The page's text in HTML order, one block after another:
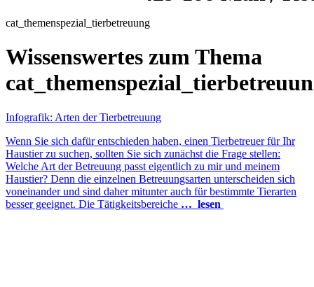
cat_themenspezial_tierbetreuung
Wissenswertes zum Thema
Infografik: Arten der Tierbetreuung
Wenn Sie sich dafür entschieden haben, einen Tierbetreuer für Ihr
Haustier zu suchen, sollten Sie sich zunächst die Frage stellen:
Welche Art der Betreuung passt eigentlich zu mir und meinem
Haustier? Denn die einzelnen Betreuungsarten unterscheiden sich
voneinander und sind daher mitunter auch für bestimmte Tierarten
besser geeignet. Die Tätigkeitsbereiche … lesen